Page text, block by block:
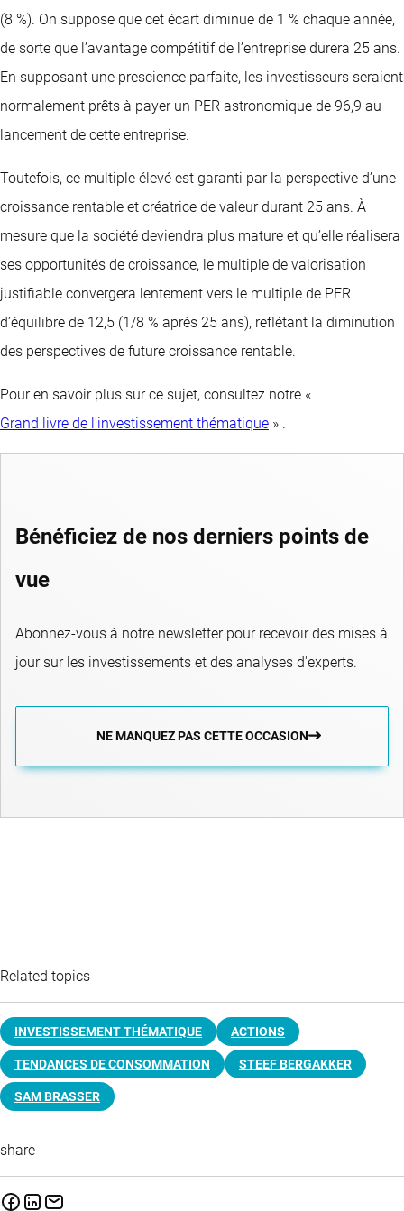
(8 %). On suppose que cet écart diminue de 1 % chaque année,
de sorte que l’avantage compétitif de l’entreprise durera 25 ans.
En supposant une prescience parfaite, les investisseurs seraient
normalement prêts à payer un PER astronomique de 96,9 au
lancement de cette entreprise.
Toutefois, ce multiple élevé est garanti par la perspective d’une
croissance rentable et créatrice de valeur durant 25 ans. À
mesure que la société deviendra plus mature et qu’elle réalisera
ses opportunités de croissance, le multiple de valorisation
justifiable convergera lentement vers le multiple de PER
d’équilibre de 12,5 (1/8 % après 25 ans), reflétant la diminution
des perspectives de future croissance rentable.
Pour en savoir plus sur ce sujet, consultez notre «
Grand livre de l'investissement thématique » .
Bénéficiez de nos derniers points de
vue
Abonnez-vous à notre newsletter pour recevoir des mises à
jour sur les investissements et des analyses d'experts.
NE MANQUEZ PAS CETTE OCCASION
Related topics
INVESTISSEMENT THÉMATIQUE ACTIONS
TENDANCES DE CONSOMMATION STEEF BERGAKKER
SAM BRASSER
share